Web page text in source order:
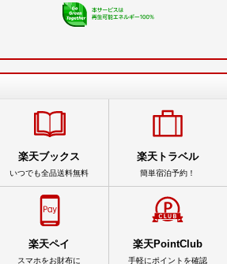
楽天ブックス
いつでも全品送料無料
楽天トラベル
簡単宿泊予約！
楽天ペイ
スマホをお財布に
楽天PointClub
手軽にポイントを確認